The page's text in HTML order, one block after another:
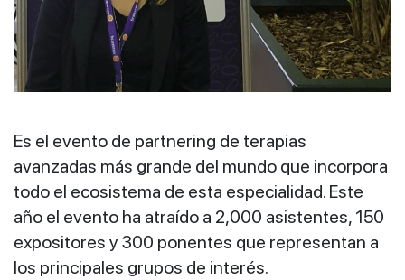
Es el evento de partnering de terapias
avanzadas más grande del mundo que incorpora
todo el ecosistema de esta especialidad. Este
año el evento ha atraído a 2,000 asistentes, 150
expositores y 300 ponentes que representan a
los principales grupos de interés.